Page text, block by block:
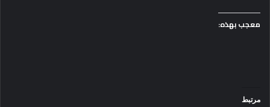
معجب بهذه:
مرتبط